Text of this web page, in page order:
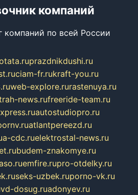
компаний
компаний по всей России
prazdnikdushi.ru
ciam-fr.rukraft-you.ru
web-explore.rurastenuya.ru
news.rufreeride-team.ru
autostudiopro.ru
atlantpereezd.ru
a-cdc.ruelektrostal-news.ru
budem-znakomye.ru
emfire.rupro-otdelky.ru
seks-uzbek.ruporno-vk.ru
vd-dosug.ruadonyev.ru